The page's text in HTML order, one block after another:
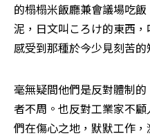
的榻榻米飯廳兼會議場吃
泥，日文叫ころけ的東西
感受到那種於今少見刻苦的
毫無疑間他們是反對體制
者不周。也反對工業家不
們在傷心之地，默默工作